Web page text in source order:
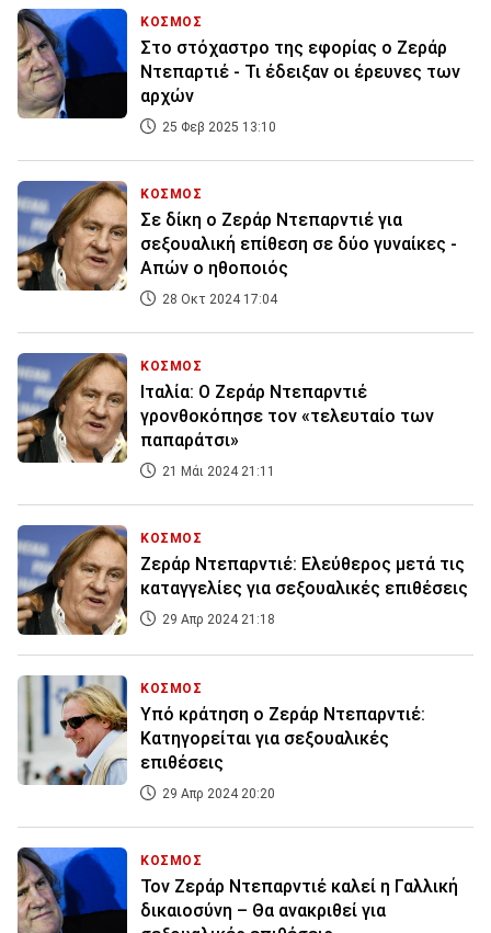
ΚΟΣΜΟΣ
Στο στόχαστρο της εφορίας ο Ζεράρ
Ντεπαρτιέ - Τι έδειξαν οι έρευνες των
αρχών
25 Φεβ 2025 13:10
ΚΟΣΜΟΣ
Σε δίκη ο Ζεράρ Ντεπαρντιέ για
σεξουαλική επίθεση σε δύο γυναίκες -
Απών ο ηθοποιός
28 Οκτ 2024 17:04
ΚΟΣΜΟΣ
Ιταλία: Ο Ζεράρ Ντεπαρντιέ
γρονθοκόπησε τον «τελευταίο των
παπαράτσι»
21 Μάι 2024 21:11
ΚΟΣΜΟΣ
Ζεράρ Ντεπαρντιέ: Ελεύθερος μετά τις
καταγγελίες για σεξουαλικές επιθέσεις
29 Απρ 2024 21:18
ΚΟΣΜΟΣ
Υπό κράτηση ο Ζεράρ Ντεπαρντιέ:
Κατηγορείται για σεξουαλικές
επιθέσεις
29 Απρ 2024 20:20
ΚΟΣΜΟΣ
Τον Ζεράρ Ντεπαρντιέ καλεί η Γαλλική
δικαιοσύνη – Θα ανακριθεί για